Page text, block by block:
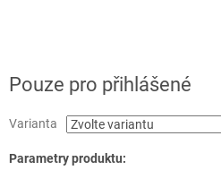
Pouze pro přihlášené
Varianta
Parametry produktu: